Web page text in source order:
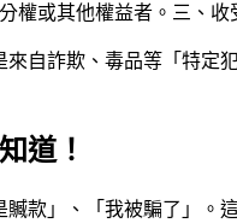
權或其他權益者。三、收
自詐欺、毒品等「特
道！
款」、「我被騙了」。